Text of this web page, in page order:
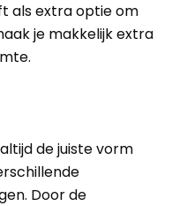
als extra optie om
je makkelijk extra
de juiste vorm
Door de